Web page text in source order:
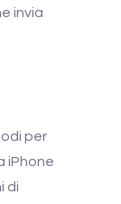
invia
per
iPhone
di